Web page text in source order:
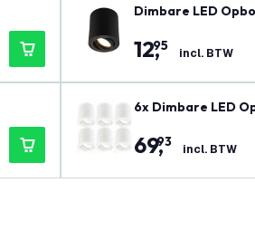
Dimbare LED
12,
95 incl. BTW
6x Dimbare LED
69,
93 incl. BTW